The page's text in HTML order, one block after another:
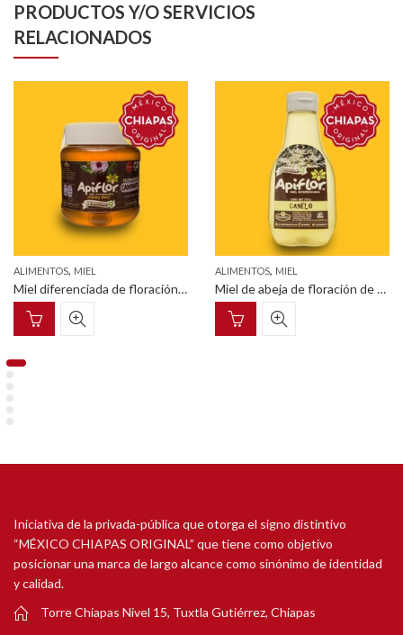
PRODUCTOS Y/O SERVICIOS
RELACIONADOS
ALIMENTOS, MIEL
Miel diferenciada de floración de campanita pet cilíndrico con tapa enroscable 375 g
ALIMENTOS, MIEL
Miel de abeja de floración de canelo envase dosificador pet 750 g
Iniciativa de la privada-pública que otorga el signo distintivo
“MÉXICO CHIAPAS ORIGINAL” que tiene como objetivo
posicionar una marca de largo alcance como sinónimo de identidad
y calidad.
Torre Chiapas Nivel 15, Tuxtla Gutiérrez, Chiapas